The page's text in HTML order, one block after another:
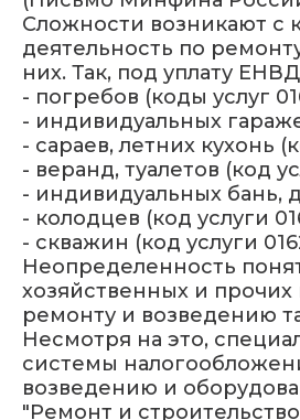
Сложности возникают с
деятельность по
них. Так, под уплату
- погребов (коды услуг
- индивидуальных
- сараев, летних кухонь
- веранд, туалетов (код
- индивидуальных бань,
- колодцев (код услуги
- скважин (код услуги
Неопределенность
хозяйственных и
ремонту и возведению
Несмотря на это,
системы
возведению и
"Ремонт и